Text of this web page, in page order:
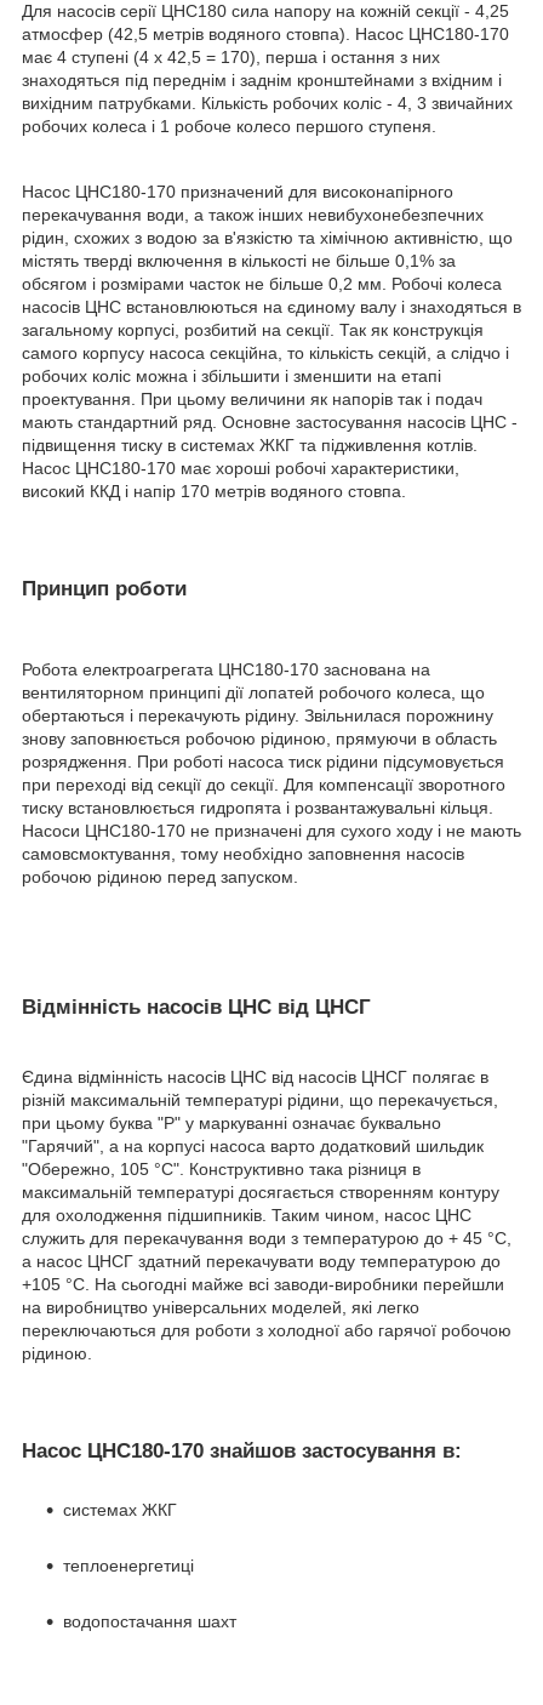
Для насосів серії ЦНС180 сила напору на кожній секції - 4,25
атмосфер (42,5 метрів водяного стовпа). Насос ЦНС180-170
має 4 ступені (4 х 42,5 = 170), перша і остання з них
знаходяться під переднім і заднім кронштейнами з вхідним і
вихідним патрубками. Кількість робочих коліс - 4, 3 звичайних
робочих колеса і 1 робоче колесо першого ступеня.
Насос ЦНС180-170 призначений для високонапірного
перекачування води, а також інших невибухонебезпечних
рідин, схожих з водою за в'язкістю та хімічною активністю, що
містять тверді включення в кількості не більше 0,1% за
обсягом і розмірами часток не більше 0,2 мм. Робочі колеса
насосів ЦНС встановлюються на єдиному валу і знаходяться в
загальному корпусі, розбитий на секції. Так як конструкція
самого корпусу насоса секційна, то кількість секцій, а слідчо і
робочих коліс можна і збільшити і зменшити на етапі
проектування. При цьому величини як напорів так і подач
мають стандартний ряд. Основне застосування насосів ЦНС -
підвищення тиску в системах ЖКГ та підживлення котлів.
Насос ЦНС180-170 має хороші робочі характеристики,
високий ККД і напір 170 метрів водяного стовпа.
Принцип роботи
Робота електроагрегата ЦНС180-170 заснована на
вентиляторном принципі дії лопатей робочого колеса, що
обертаються і перекачують рідину. Звільнилася порожнину
знову заповнюється робочою рідиною, прямуючи в область
розрядження. При роботі насоса тиск рідини підсумовується
при переході від секції до секції. Для компенсації зворотного
тиску встановлюється гидропята і розвантажувальні кільця.
Насоси ЦНС180-170 не призначені для сухого ходу і не мають
самовсмоктування, тому необхідно заповнення насосів
робочою рідиною перед запуском.
Відмінність насосів ЦНС від ЦНСГ
Єдина відмінність насосів ЦНС від насосів ЦНСГ полягає в
різній максимальній температурі рідини, що перекачується,
при цьому буква "Р" у маркуванні означає буквально
"Гарячий", а на корпусі насоса варто додатковий шильдик
"Обережно, 105 °C". Конструктивно така різниця в
максимальній температурі досягається створенням контуру
для охолодження підшипників. Таким чином, насос ЦНС
служить для перекачування води з температурою до + 45 °C,
а насос ЦНСГ здатний перекачувати воду температурою до
+105 °C. На сьогодні майже всі заводи-виробники перейшли
на виробництво універсальних моделей, які легко
переключаються для роботи з холодної або гарячої робочою
рідиною.
Насос ЦНС180-170 знайшов застосування в:
системах ЖКГ
теплоенергетиці
водопостачання шахт